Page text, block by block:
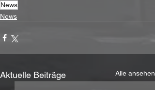
News
News
Aktuelle Beiträge Alle ansehen